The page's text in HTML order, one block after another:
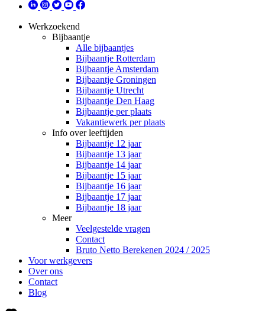
Werkzoekend
Bijbaantje
Alle bijbaantjes
Bijbaantje Rotterdam
Bijbaantje Amsterdam
Bijbaantje Groningen
Bijbaantje Utrecht
Bijbaantje Den Haag
Bijbaantje per plaats
Vakantiewerk per plaats
Info over leeftijden
Bijbaantje 12 jaar
Bijbaantje 13 jaar
Bijbaantje 14 jaar
Bijbaantje 15 jaar
Bijbaantje 16 jaar
Bijbaantje 17 jaar
Bijbaantje 18 jaar
Meer
Veelgestelde vragen
Contact
Bruto Netto Berekenen 2024 / 2025
Voor werkgevers
Over ons
Contact
Blog